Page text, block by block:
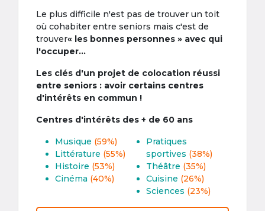
Le plus difficile n'est pas de trouver un toit
où cohabiter entre seniors mais c'est de
trouver« les bonnes personnes » avec qui
l'occuper...
Les clés d'un projet de colocation réussi
entre seniors : avoir certains centres
d'intérêts en commun !
Centres d'intérêts des + de 60 ans
Musique (59%)
Littérature (55%)
Histoire (53%)
Cinéma (40%)
Pratiques
sportives (38%)
Théâtre (35%)
Cuisine (26%)
Sciences (23%)